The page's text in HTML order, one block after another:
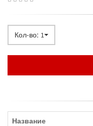
Кол-во: 1
Название